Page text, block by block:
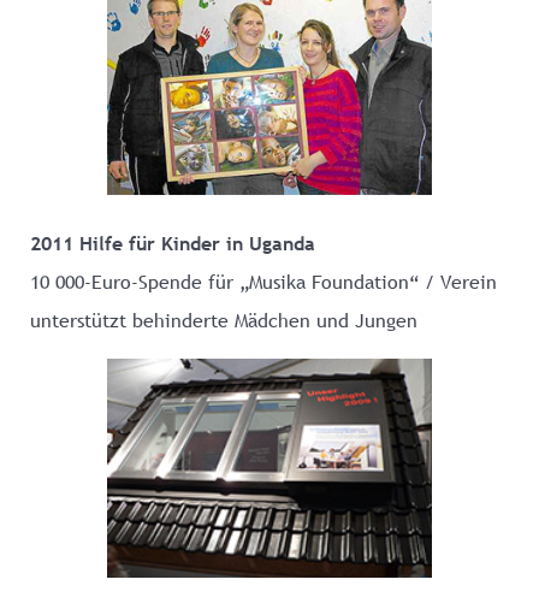
2011 Hilfe für Kinder in Uganda
10 000-Euro-Spende für „Musika Foundation“ / Verein
unterstützt behinderte Mädchen und Jungen